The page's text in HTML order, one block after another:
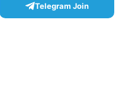
Telegram Join